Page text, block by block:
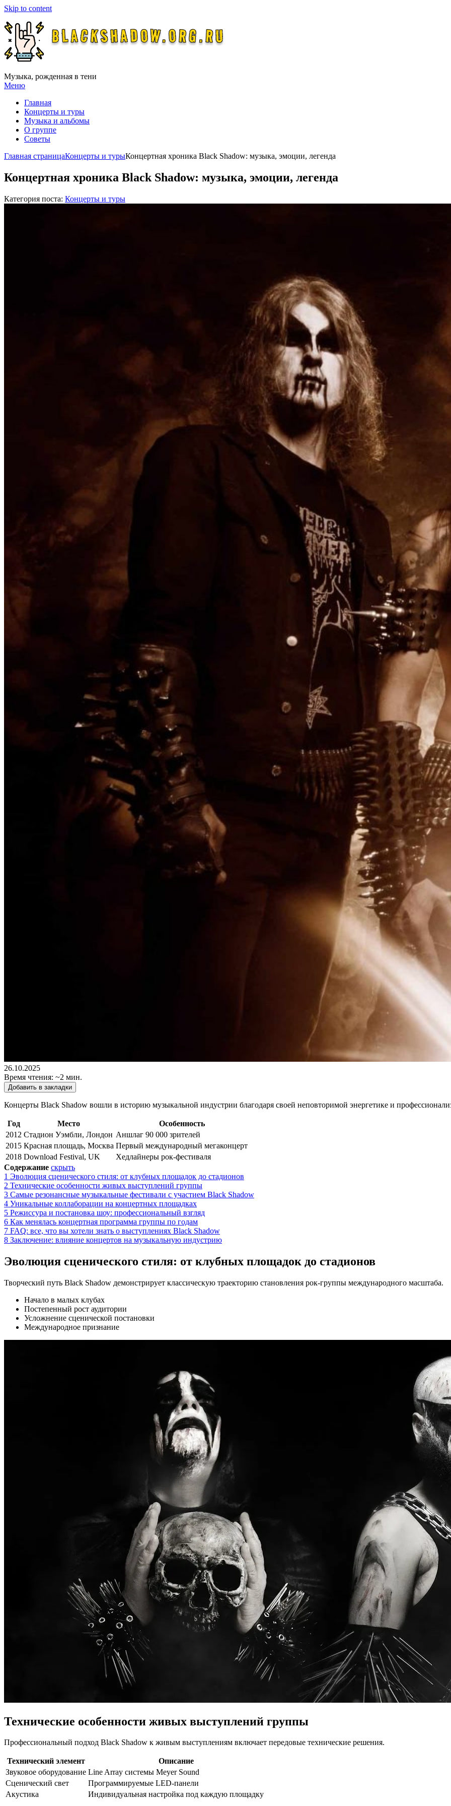
Skip to content
Музыка, рожденная в тени
Меню
Главная
Концерты и туры
Музыка и альбомы
О группе
Советы
Главная страницаКонцерты и турыКонцертная хроника Black Shadow: музыка, эмоции, легенда
Концертная хроника Black Shadow: музыка, эмоции, легенда
Категория поста: Концерты и туры
26.10.2025
Время чтения: ~2 мин.
Добавить в закладки
Концерты Black Shadow вошли в историю музыкальной индустрии благодаря своей неповторимой энергетике и
Год Место
Особенность
2012 Стадион Уэмбли, Лондон Аншлаг 90 000 зрителей
2015 Красная площадь, Москва Первый международный мегаконцерт
2018 Download Festival, UK
Хедлайнеры рок-фестиваля
Содержание скрыть
1 Эволюция сценического стиля: от клубных площадок до стадионов
2 Технические особенности живых выступлений группы
3 Самые резонансные музыкальные фестивали с участием Black Shadow
4 Уникальные коллаборации на концертных площадках
5 Режиссура и постановка шоу: профессиональный взгляд
6 Как менялась концертная программа группы по годам
7 FAQ: все, что вы хотели знать о выступлениях Black Shadow
8 Заключение: влияние концертов на музыкальную индустрию
Эволюция сценического стиля: от клубных площадок до стадионов
Творческий путь Black Shadow демонстрирует классическую траекторию становления рок-группы международного масштаба.
Начало в малых клубах
Постепенный рост аудитории
Усложнение сценической постановки
Международное признание
Технические особенности живых выступлений группы
Профессиональный подход Black Shadow к живым выступлениям включает передовые технические решения.
Технический элемент
Описание
Звуковое оборудование Line Array системы Meyer Sound
Сценический свет
Программируемые LED-панели
Акустика
Индивидуальная настройка под каждую площадку